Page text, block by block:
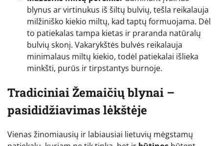
blynus ar virtinukus iš šiltų bulvių, tešla reikalauja
milžiniško kiekio miltų, kad taptų formuojama. Dėl
to patiekalas tampa kietas ir praranda natūralų
bulvių skonį. Vakarykštės bulvės reikalauja
minimalaus miltų kiekio, todėl patiekalai išlieka
minkšti, purūs ir tirpstantys burnoje.
Tradiciniai Žemaičių blynai –
pasididžiavimas lėkštėje
Vienas žinomiausių ir labiausiai lietuvių mėgstamų